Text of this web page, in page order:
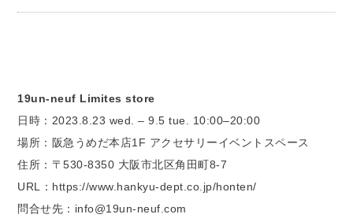
19un-neuf Limites store
日時：2023.8.23 wed. – 9.5 tue. 10:00–20:00
場所：阪急うめだ本店1F アクセサリーイベントスペース
住所：〒530-8350 大阪市北区角田町8-7
URL：https://www.hankyu-dept.co.jp/honten/
問合せ先：info@19un-neuf.com